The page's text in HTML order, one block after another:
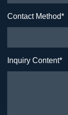
Contact Method*
Inquiry Content*